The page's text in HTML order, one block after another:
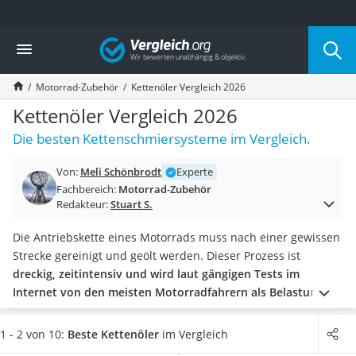
Die beliebtesten Vergleiche nach Kategorie
Auto & Motor
Fahrradträger-Anhängerkupplung (4 Fahrräder)
Fahrradträger
Fahrradträger (Anhängerkupplung)
Fahrradträger 3 Fahrräder
Benzinkanister (20 l)
Fahrradträger E-Bike
Benzinkanister
Wagenheber 3t
AGM-Batterie Wohnmobil
Thule-Fahrradträger
FM-Transmitter
Sommerreifen 205/55 R16
Autobatterie-Ladegerät
Vergleich
Motorrad-Zubehör Kettenöler Vergleich 2026
Kettenöler Vergleich 2026
Die besten Kettenschmiersysteme im Vergleich.
Von: Meli Schönbrodt
Experte
Fachbereich: Motorrad-Zubehör
Redakteur:Stuart S.
Die Antriebskette eines Motorrads muss nach einer gewissen
Strecke gereinigt und geölt werden. Dieser Prozess ist
dreckig, zeitintensiv und wird laut gängigen Tests im
Internet von den meisten Motorradfahrern als Belastung
wahrgenommen. Um sich Zeit und Nerven zu sparen, können
Sie ein Schmiersystem kaufen, welches Ihr Motorrad
1 - 2 von 10: Beste Kettenöler im Vergleich